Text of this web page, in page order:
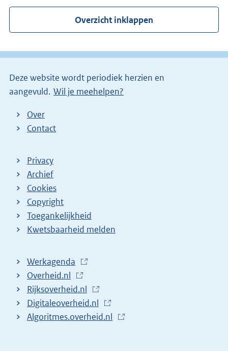
r
n
l
n
k
Overzicht inklappen
Deze website wordt periodiek herzien en
aangevuld. Wil je meehelpen?
Over
Contact
Privacy
Archief
Cookies
Copyright
Toegankelijkheid
Kwetsbaarheid melden
Werkagenda
E
x
t
e
Overheid.nl
E
x
t
Rijksoverheid.nl
E
x
Digitaleoverheid.nl
E
Algoritmes.overheid.nl